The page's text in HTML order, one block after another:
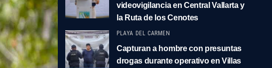
videovigilancia en Central Vallarta y
la Ruta de los Cenotes
PLAYA DEL CARMEN
Capturan a hombre con presuntas
drogas durante operativo en Villas